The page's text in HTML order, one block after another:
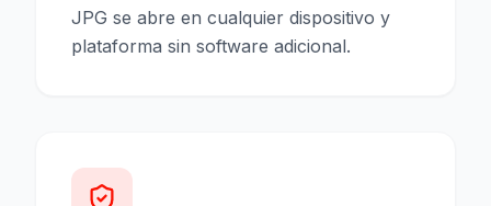
JPG se abre en cualquier dispositivo y
plataforma sin software adicional.